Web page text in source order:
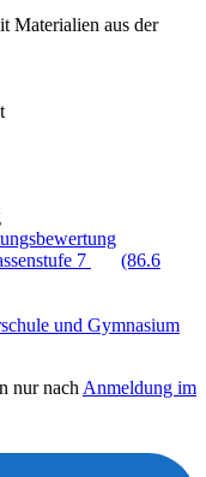
Materialien aus der
7
(86.6
und Gymnasium
nur nach Anmeldung im